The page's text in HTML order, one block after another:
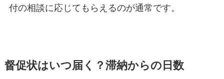
付の相談に応じてもらえるのが通常です。
督促状はいつ届く？滞納からの日数